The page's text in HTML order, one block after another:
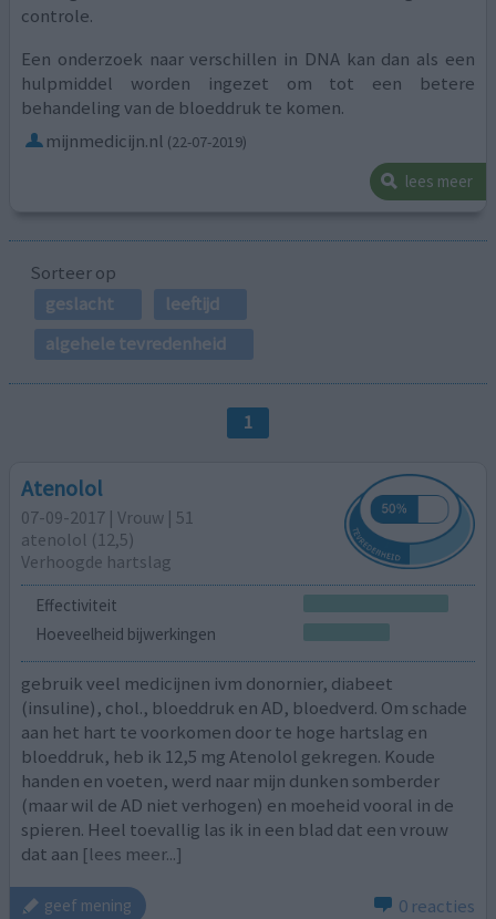
controle.
Een onderzoek naar verschillen in DNA kan dan als een
hulpmiddel worden ingezet om tot een betere
behandeling van de bloeddruk te komen.
mijnmedicijn.nl (22-07-2019)
lees meer
Sorteer op
geslacht
leeftijd
algehele tevredenheid
1
Atenolol
07-09-2017 | Vrouw | 51
atenolol (12,5)
Verhoogde hartslag
Effectiviteit
Hoeveelheid bijwerkingen
gebruik veel medicijnen ivm donornier, diabeet
(insuline), chol., bloeddruk en AD, bloedverd. Om schade
aan het hart te voorkomen door te hoge hartslag en
bloeddruk, heb ik 12,5 mg Atenolol gekregen. Koude
handen en voeten, werd naar mijn dunken somberder
(maar wil de AD niet verhogen) en moeheid vooral in de
spieren. Heel toevallig las ik in een blad dat een vrouw
dat aan [lees meer...]
geef mening 0 reacties